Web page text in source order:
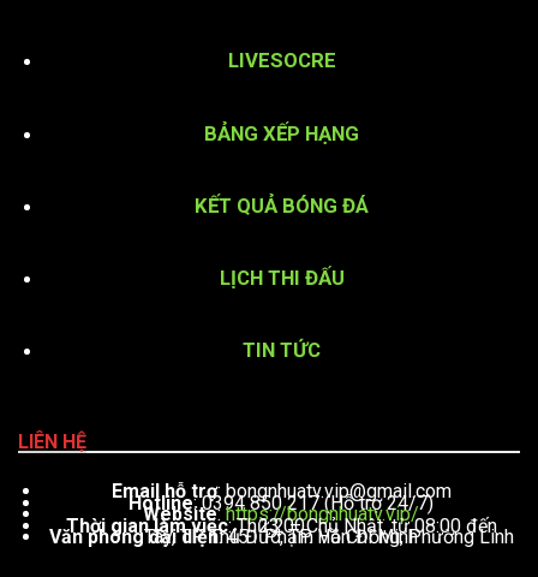
LIVESOCRE
BẢNG XẾP HẠNG
KẾT QUẢ BÓNG ĐÁ
LỊCH THI ĐẤU
TIN TỨC
LIÊN HỆ
Email hỗ trợ:bongnhuatv.vip@gmail.com
Hotline: 0394 850 217 (Hỗ trợ 24/7)
Website:https://bongnhuatv.vip/
Thời gian làm việc : Thứ 2 – Chủ Nhật, từ 08:00 đến 23:00
Văn phòng đại diện: 451 Phạm Văn Đồng, Phường Linh Tây, TP. Thủ Đức, TP. Hồ Chí Minh